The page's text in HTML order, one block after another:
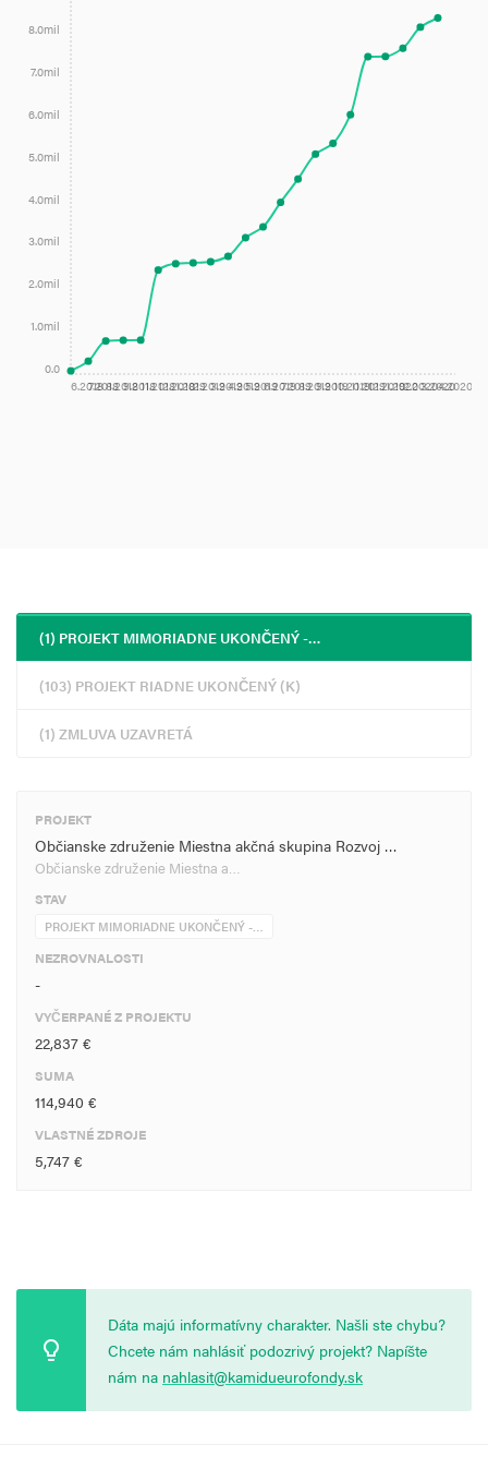
6.20187.20188.20189.201811.201812.2018
1.20192.20193.20194.20195.20196.20197.20198.20199.201910.201911.201912.2019
1.20202.20203.20204.2020
0.0
1.0mil
2.0mil
3.0mil
4.0mil
5.0mil
6.0mil
7.0mil
8.0mil
(1) PROJEKT MIMORIADNE UKONČENÝ -…
(103) PROJEKT RIADNE UKONČENÝ (K)
(1) ZMLUVA UZAVRETÁ
PROJEKT
Občianske združenie Miestna akčná skupina Rozvoj …
Občianske združenie Miestna a…
STAV
PROJEKT MIMORIADNE UKONČENÝ -…
NEZROVNALOSTI
-
VYČERPANÉ Z PROJEKTU
22,837 €
SUMA
114,940 €
VLASTNÉ ZDROJE
5,747 €
Dáta majú informatívny charakter. Našli ste chybu?
Chcete nám nahlásiť podozrivý projekt? Napíšte
nám na nahlasit@kamidueurofondy.sk